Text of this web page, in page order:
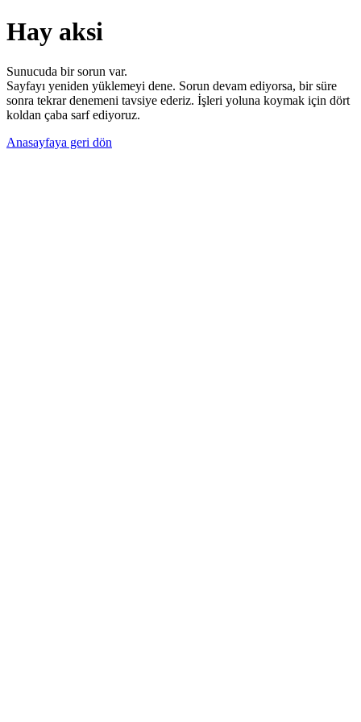
Hay aksi
Sunucuda bir sorun var.
Sayfayı yeniden yüklemeyi dene. Sorun devam ediyorsa, bir süre
sonra tekrar denemeni tavsiye ederiz. İşleri yoluna koymak için dört
koldan çaba sarf ediyoruz.
Anasayfaya geri dön